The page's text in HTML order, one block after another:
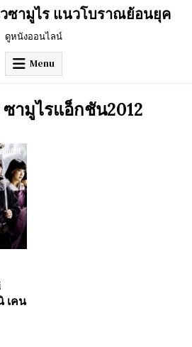
ซามูไร แนวโบราณย้อนยุค
ดูหนังออนไลน์
Menu
ซามูไรแอ็กชัน2012
on
รีวิว
ภาพยนตร์
Rurouni
Kenshin
(2012)
–
รู
โรนิ
เคน
ชิน
เอ็กซ์
เคน